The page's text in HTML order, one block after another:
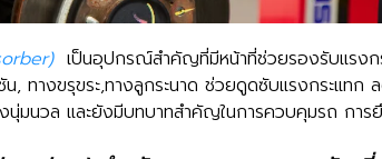
เป็นอุปกรณ์สำคัญที่มีหน้าที่ช่วยรองรับแรงก
น, ทางขรุขระ,ทางลูกระนาด ช่วยดูดซับแรงกระแทก
นุ่มนวล และยังมีบทบาทสำคัญในการควบคุมรถ กา